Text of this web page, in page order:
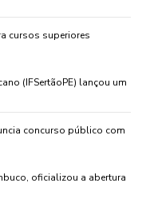
cursos superiores
(IFSertãoPE) lançou um
concurso público com
oficializou a abertura